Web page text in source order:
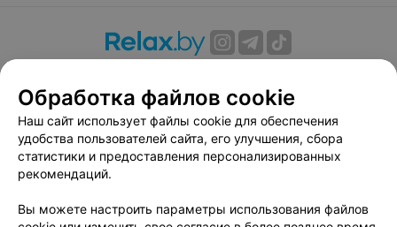
Вакансии
Публичный договор
Способы оплаты
Публичный договор по использованию сервиса
«Афиша»
Пользовательское соглашение
Связаться по вопросам сотрудничества
Обработка файлов cookie
Наш сайт использует файлы cookie для обеспечения
удобства пользователей сайта, его улучшения, сбора
статистики и предоставления персонализированных
рекомендаций.
Вы можете настроить параметры использования файлов